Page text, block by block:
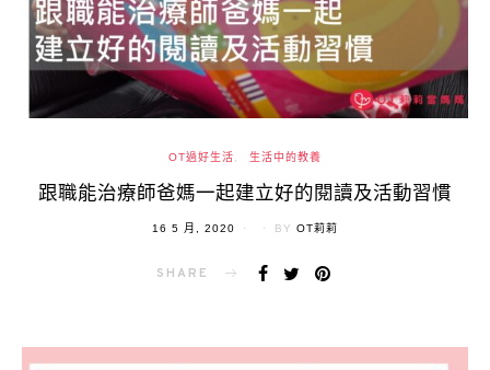
OT過好生活 生活中的教養
跟職能治療師爸媽一起建立好的閱讀及活動習慣
POSTED
16 5 月, 2020 BY OT莉莉
SHARE